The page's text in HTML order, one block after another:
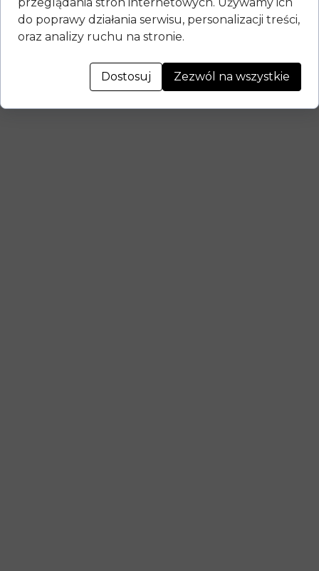
do poprawy działania serwisu, personalizacji treści,
oraz analizy ruchu na stronie.
Dostosuj Zezwól na wszystkie